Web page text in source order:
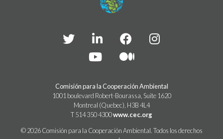
Comisión para la Cooperación Ambiental
1001 boulevard Robert-Bourassa, Suite 1620
Montreal (Quebec), H3B 4L4
T 514 350 4300www.cec.org
© 2026 Comisión para la Cooperación Ambiental. Todos los derechos